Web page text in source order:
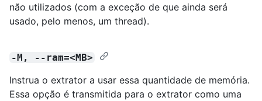
não utilizados (com a exceção de que ainda será
usado, pelo menos, um thread).
-M, --ram=<MB>
Instrua o extrator a usar essa quantidade de memória.
Essa opção é transmitida para o extrator como uma